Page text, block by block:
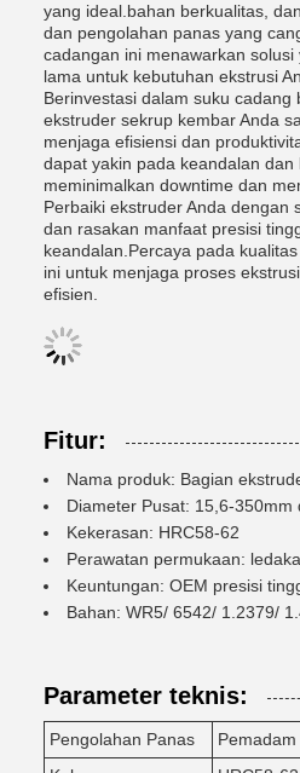
yang ideal.bahan berkualitas,
dan pengolahan panas yang
cadangan ini menawarkan
lama untuk kebutuhan ekstrusi
Berinvestasi dalam suku cadang
ekstruder sekrup kembar Anda
menjaga efisiensi dan
dapat yakin pada keandalan dan
meminimalkan downtime dan
Perbaiki ekstruder Anda dengan
dan rasakan manfaat presisi
keandalan.Percaya pada
ini untuk menjaga proses
efisien.
Fitur:
Nama produk: Bagian
Diameter Pusat: 15,6-350mm
Kekerasan: HRC58-62
Perawatan permukaan:
Keuntungan: OEM presisi
Bahan: WR5/ 6542/ 1.2379/
Parameter teknis:
Pengolahan Panas